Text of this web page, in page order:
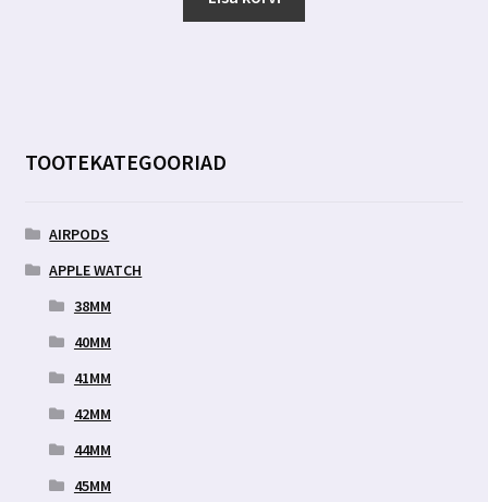
7.00 €. 2.99 €.
TOOTEKATEGOORIAD
AIRPODS
APPLE WATCH
38MM
40MM
41MM
42MM
44MM
45MM